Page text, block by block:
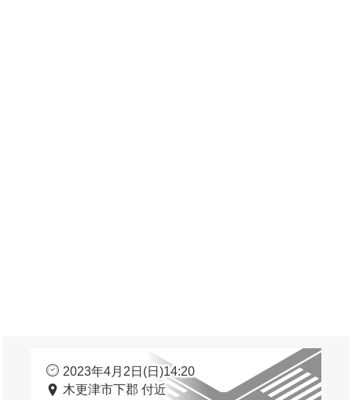
2023年4月2日(日)14:20
木更津市下郡 付近